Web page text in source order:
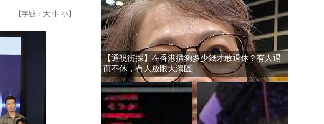
【字號： 大 中 小】
【通視街採】在香港攢夠多少錢才敢退休？有人退
而不休，有人放眼大灣區